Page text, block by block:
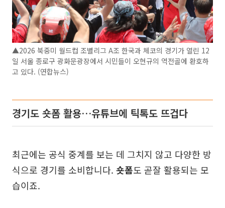
▲2026 북중미 월드컵 조별리그 A조 한국과 체코의 경기가 열린 12
일 서울 종로구 광화문광장에서 시민들이 오현규의 역전골에 환호하
고 있다. (연합뉴스)
경기도 숏폼 활용…유튜브에 틱톡도 뜨겁다
최근에는 공식 중계를 보는 데 그치지 않고 다양한 방
식으로 경기를 소비합니다. 숏폼도 곧잘 활용되는 모
습이죠.